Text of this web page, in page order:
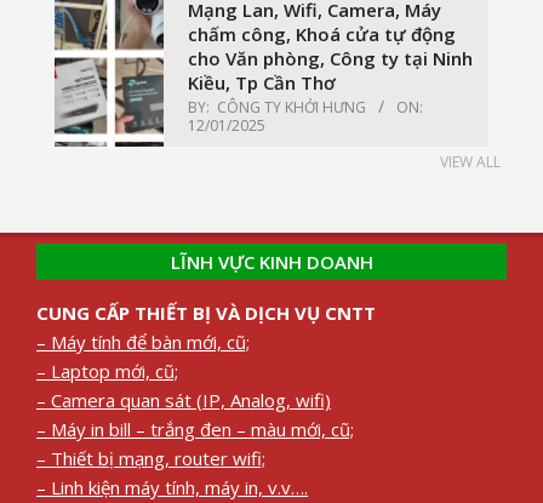
Mạng Lan, Wifi, Camera, Máy
chấm công, Khoá cửa tự động
cho Văn phòng, Công ty tại Ninh
Kiều, Tp Cần Thơ
BY: CÔNG TY KHỞI HƯNG
ON:
12/01/2025
VIEW ALL
LĨNH VỰC KINH DOANH
CUNG CẤP THIẾT BỊ VÀ DỊCH VỤ CNTT
– Máy tính để bàn mới, cũ;
– Laptop mới, cũ;
– Camera quan sát (IP, Analog, wifi)
– Máy in bill – trắng đen – màu mới, cũ;
– Thiết bị mạng, router wifi;
– Linh kiện máy tính, máy in, v.v….